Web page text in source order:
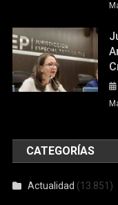
CATEGORÍAS
Actualidad (13.851)